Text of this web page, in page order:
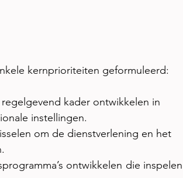
kernprioriteiten geformuleerd:
kader ontwikkelen in
instellingen.
om de dienstverlening en het
ontwikkelen die inspelen